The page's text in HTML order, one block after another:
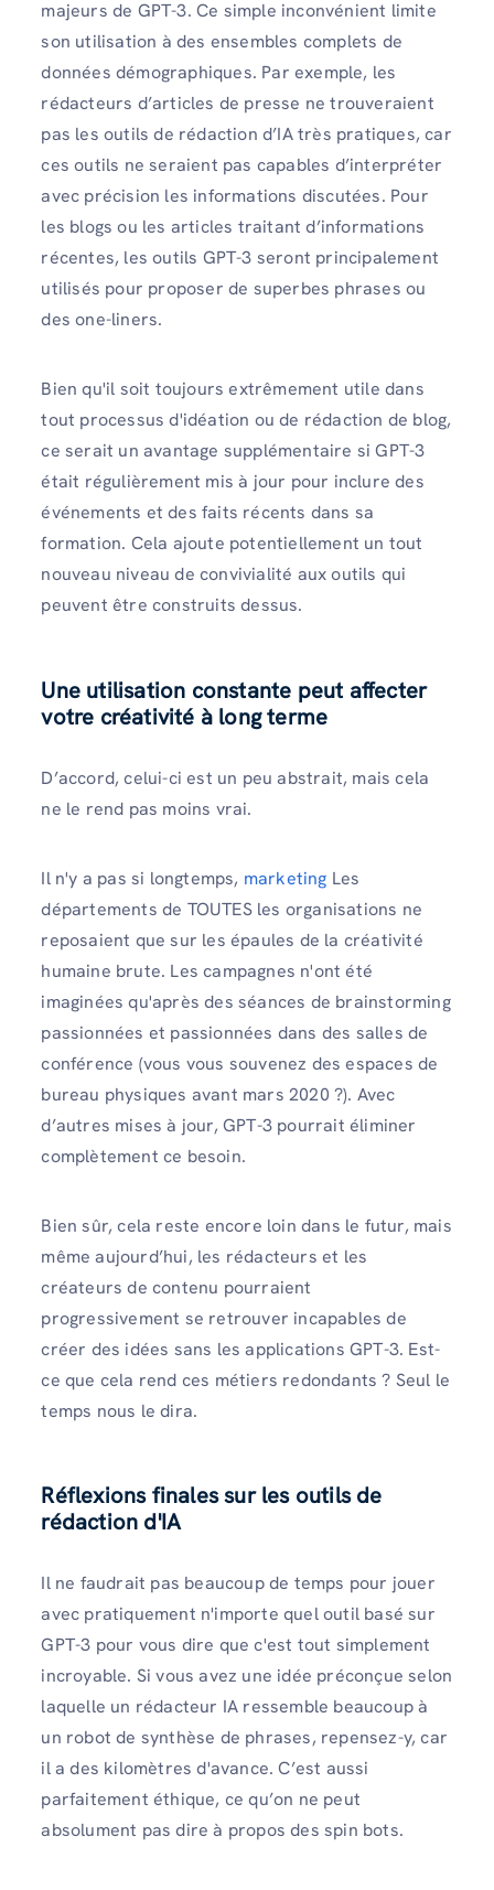
majeurs de GPT-3. Ce simple inconvénient limite
son utilisation à des ensembles complets de
données démographiques. Par exemple, les
rédacteurs d’articles de presse ne trouveraient
pas les outils de rédaction d’IA très pratiques, car
ces outils ne seraient pas capables d’interpréter
avec précision les informations discutées. Pour
les blogs ou les articles traitant d’informations
récentes, les outils GPT-3 seront principalement
utilisés pour proposer de superbes phrases ou
des one-liners.
Bien qu'il soit toujours extrêmement utile dans
tout processus d'idéation ou de rédaction de blog,
ce serait un avantage supplémentaire si GPT-3
était régulièrement mis à jour pour inclure des
événements et des faits récents dans sa
formation. Cela ajoute potentiellement un tout
nouveau niveau de convivialité aux outils qui
peuvent être construits dessus.
Une utilisation constante peut affecter
votre créativité à long terme
D’accord, celui-ci est un peu abstrait, mais cela
ne le rend pas moins vrai.
Il n'y a pas si longtemps, marketing Les
départements de TOUTES les organisations ne
reposaient que sur les épaules de la créativité
humaine brute. Les campagnes n'ont été
imaginées qu'après des séances de brainstorming
passionnées et passionnées dans des salles de
conférence (vous vous souvenez des espaces de
bureau physiques avant mars 2020 ?). Avec
d’autres mises à jour, GPT-3 pourrait éliminer
complètement ce besoin.
Bien sûr, cela reste encore loin dans le futur, mais
même aujourd’hui, les rédacteurs et les
créateurs de contenu pourraient
progressivement se retrouver incapables de
créer des idées sans les applications GPT-3. Est-
ce que cela rend ces métiers redondants ? Seul le
temps nous le dira.
Réflexions finales sur les outils de
rédaction d'IA
Il ne faudrait pas beaucoup de temps pour jouer
avec pratiquement n'importe quel outil basé sur
GPT-3 pour vous dire que c'est tout simplement
incroyable. Si vous avez une idée préconçue selon
laquelle un rédacteur IA ressemble beaucoup à
un robot de synthèse de phrases, repensez-y, car
il a des kilomètres d'avance. C’est aussi
parfaitement éthique, ce qu’on ne peut
absolument pas dire à propos des spin bots.